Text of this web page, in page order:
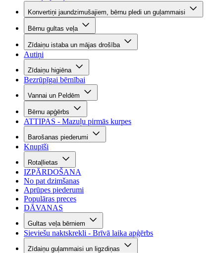
Konvertiņi jaundzimušajiem, bērnu pledi un guļammaisi
Bērnu gultas veļa
Zīdaiņu istaba un mājas drošība
Autiņi
Zīdaiņu higiēna
Bezrūpīgai bērnībai
Vannai un Peldēm
Bērnu apģērbs
ATTIPAS - Mazuļu pirmās kurpes
Barošanas piederumi
Knupīši
Rotaļlietas
IZPĀRDOŠANA
No pat dzimšanas
Aprūpes piederumi
Populāras preces
DĀVANAS
Gultas veļa bērniem
Sieviešu naktskrekli - Brīvā laika apģērbs
Zīdaiņu guļammaisi un ligzdiņas